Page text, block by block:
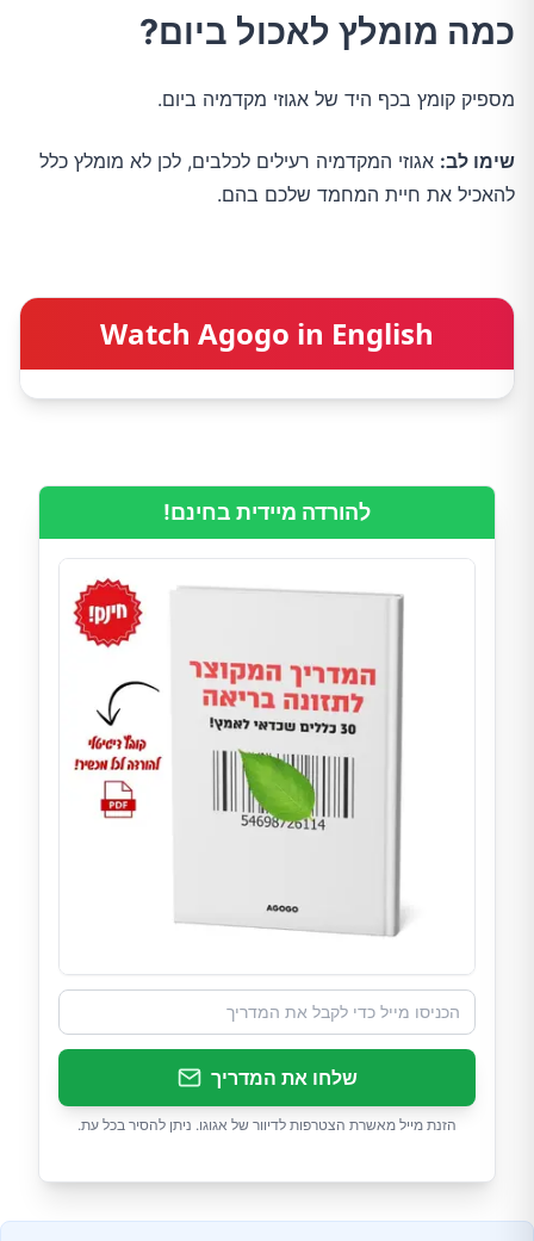
כמה מומלץ לאכול ביום?
מספיק קומץ בכף היד של אגוזי מקדמיה ביום.
שימו לב: אגוזי המקדמיה רעילים לכלבים, לכן לא מומלץ כלל
להאכיל את חיית המחמד שלכם בהם.
Watch Agogo in English
להורדה מיידית בחינם!
שלחו את המדריך
הזנת מייל מאשרת הצטרפות לדיוור של אגוגו. ניתן להסיר בכל עת.